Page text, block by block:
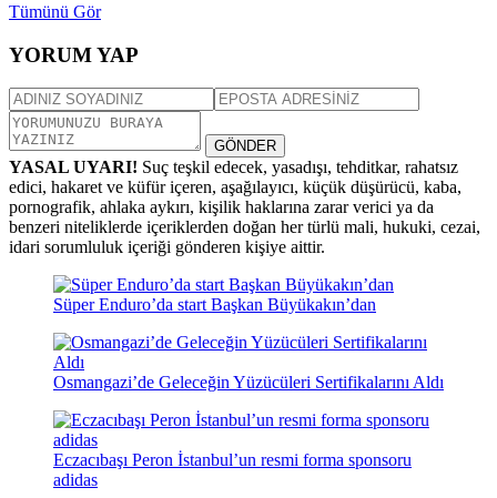
Tümünü Gör
YORUM YAP
GÖNDER
YASAL UYARI! Suç teşkil edecek, yasadışı, tehditkar, rahatsız
edici, hakaret ve küfür içeren, aşağılayıcı, küçük düşürücü, kaba,
pornografik, ahlaka aykırı, kişilik haklarına zarar verici ya da
benzeri niteliklerde içeriklerden doğan her türlü mali, hukuki, cezai,
idari sorumluluk içeriği gönderen kişiye aittir.
Süper Enduro’da start Başkan Büyükakın’dan
Osmangazi’de Geleceğin Yüzücüleri Sertifikalarını Aldı
Eczacıbaşı Peron İstanbul’un resmi forma sponsoru
adidas